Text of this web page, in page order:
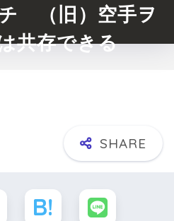
（旧）空手ヲ
共存できる